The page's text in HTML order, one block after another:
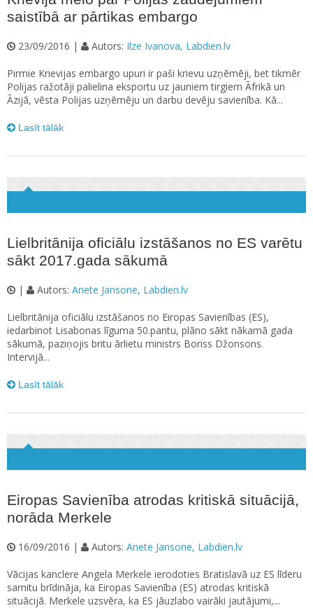
saistībā ar pārtikas embargo
23/09/2016 | Autors: Ilze Ivanova, Labdien.lv
Pirmie Krievijas embargo upuri ir paši krievu uzņēmēji, bet tikmēr
Polijas ražotāji palielina eksportu uz jauniem tirgiem Āfrikā un
Āzijā, vēsta Polijas uzņēmēju un darbu devēju savienība. Kā...
Lasīt tālāk
Lielbritānija oficiālu izstāšanos no ES varētu
sākt 2017.gada sākumā
| Autors: Anete Jansone, Labdien.lv
Lielbritānija oficiālu izstāšanos no Eiropas Savienības (ES),
iedarbinot Lisabonas līguma 50.pantu, plāno sākt nākamā gada
sākumā, paziņojis britu ārlietu ministrs Boriss Džonsons.
Intervijā...
Lasīt tālāk
Eiropas Savienība atrodas kritiskā situācijā,
norāda Merkele
16/09/2016 | Autors: Anete Jansone, Labdien.lv
Vācijas kanclere Angela Merkele ierodoties Bratislavā uz ES līderu
samitu brīdināja, ka Eiropas Savienība (ES) atrodas kritiskā
situācijā. Merkele uzsvēra, ka ES jāuzlabo vairāki jautājumi,...